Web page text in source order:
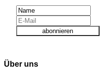
Über uns